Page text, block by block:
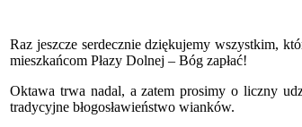
Raz jeszcze serdecznie dziękujemy wszystkim,
mieszkańcom Płazy Dolnej – Bóg zapłać!
Oktawa trwa nadal, a zatem prosimy o liczny
tradycyjne błogosławieństwo wianków.